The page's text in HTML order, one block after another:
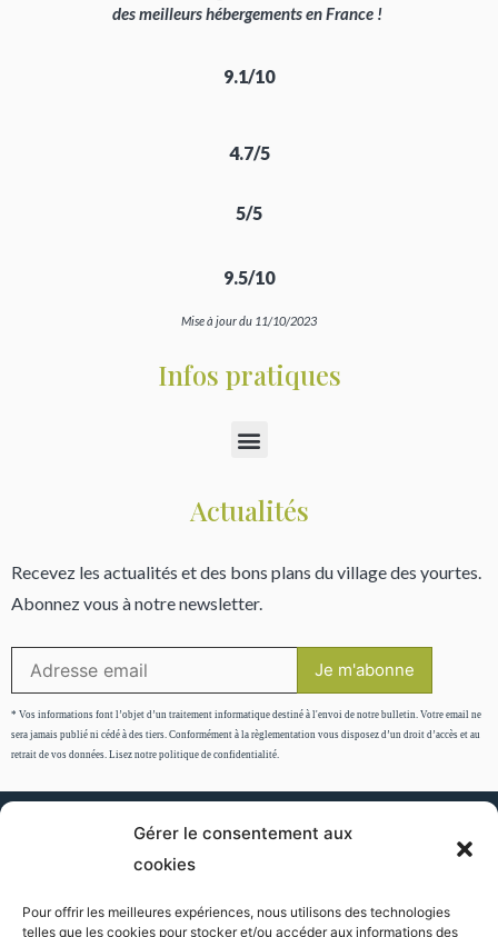
Gérer le consentement aux
cookies
Pour offrir les meilleures expériences, nous utilisons des technologies
telles que les cookies pour stocker et/ou accéder aux informations des
des meilleurs hébergements en France !
9.1/10
4.7/5
5/5
9.5/10
Mise à jour du 11/10/2023
Infos pratiques
Actualités
Recevez les actualités et des bons plans du village des yourtes.
Abonnez vous à notre newsletter.
* Vos informations font l’objet d’un traitement informatique destiné à l'envoi de notre bulletin. Votre email ne
sera jamais publié ni cédé à des tiers. Conformément à la règlementation vous disposez d’un droit d’accès et au
retrait de vos données. Lisez notre politique de confidentialité.
Politique de cookies Déclaration de confidentialité Mentions légales